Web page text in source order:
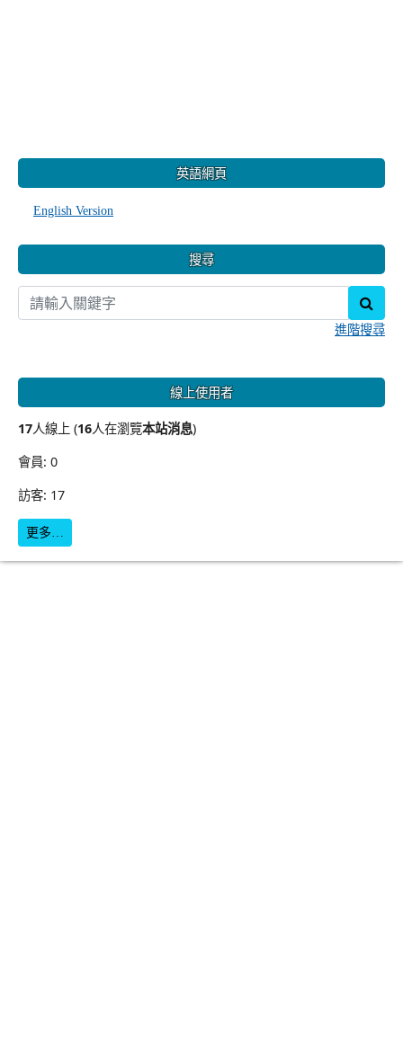
英語網頁
English Version
搜尋
進階搜尋
線上使用者
17人線上 (16人在瀏覽本站消息)
會員: 0
訪客: 17
更多…